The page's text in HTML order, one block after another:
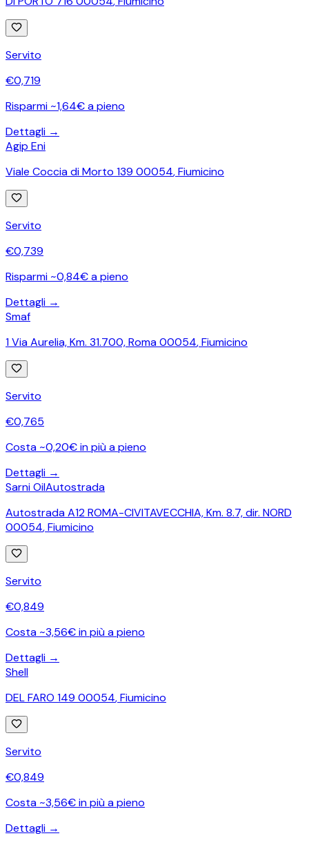
Servito
€0,719
Risparmi ~1,64€ a pieno
Dettagli →
Agip Eni
Viale Coccia di Morto 139 00054,Fiumicino
Servito
€0,739
Risparmi ~0,84€ a pieno
Dettagli →
Smaf
1 Via Aurelia, Km. 31.700, Roma 00054,Fiumicino
Servito
€0,765
Costa ~0,20€ in più a pieno
Dettagli →
Sarni OilAutostrada
Autostrada A12 ROMA-CIVITAVECCHIA, Km. 8.7, dir. NORD
00054,Fiumicino
Servito
€0,849
Costa ~3,56€ in più a pieno
Dettagli →
Shell
DEL FARO 149 00054,Fiumicino
Servito
€0,849
Costa ~3,56€ in più a pieno
Dettagli →